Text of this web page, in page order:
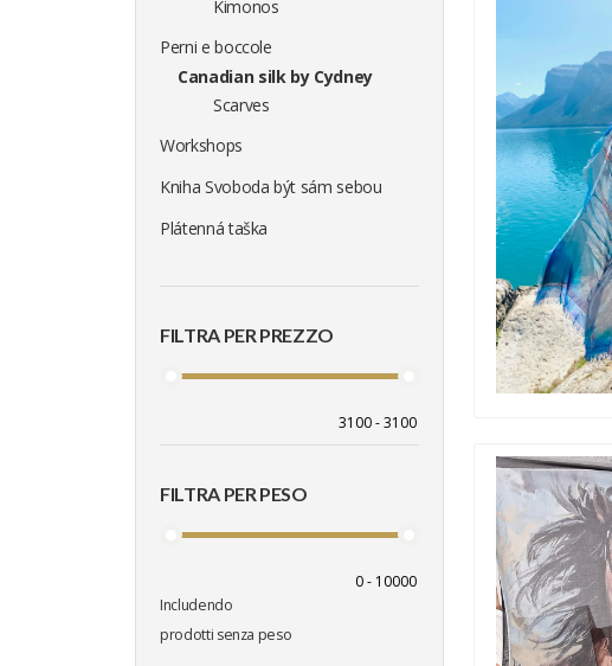
Kimonos
Perni e boccole
Canadian silk by Cydney
Scarves
Workshops
Kniha Svoboda být sám sebou
Plátenná taška
FILTRA PER PREZZO
FILTRA PER PESO
Includendo
prodotti senza peso